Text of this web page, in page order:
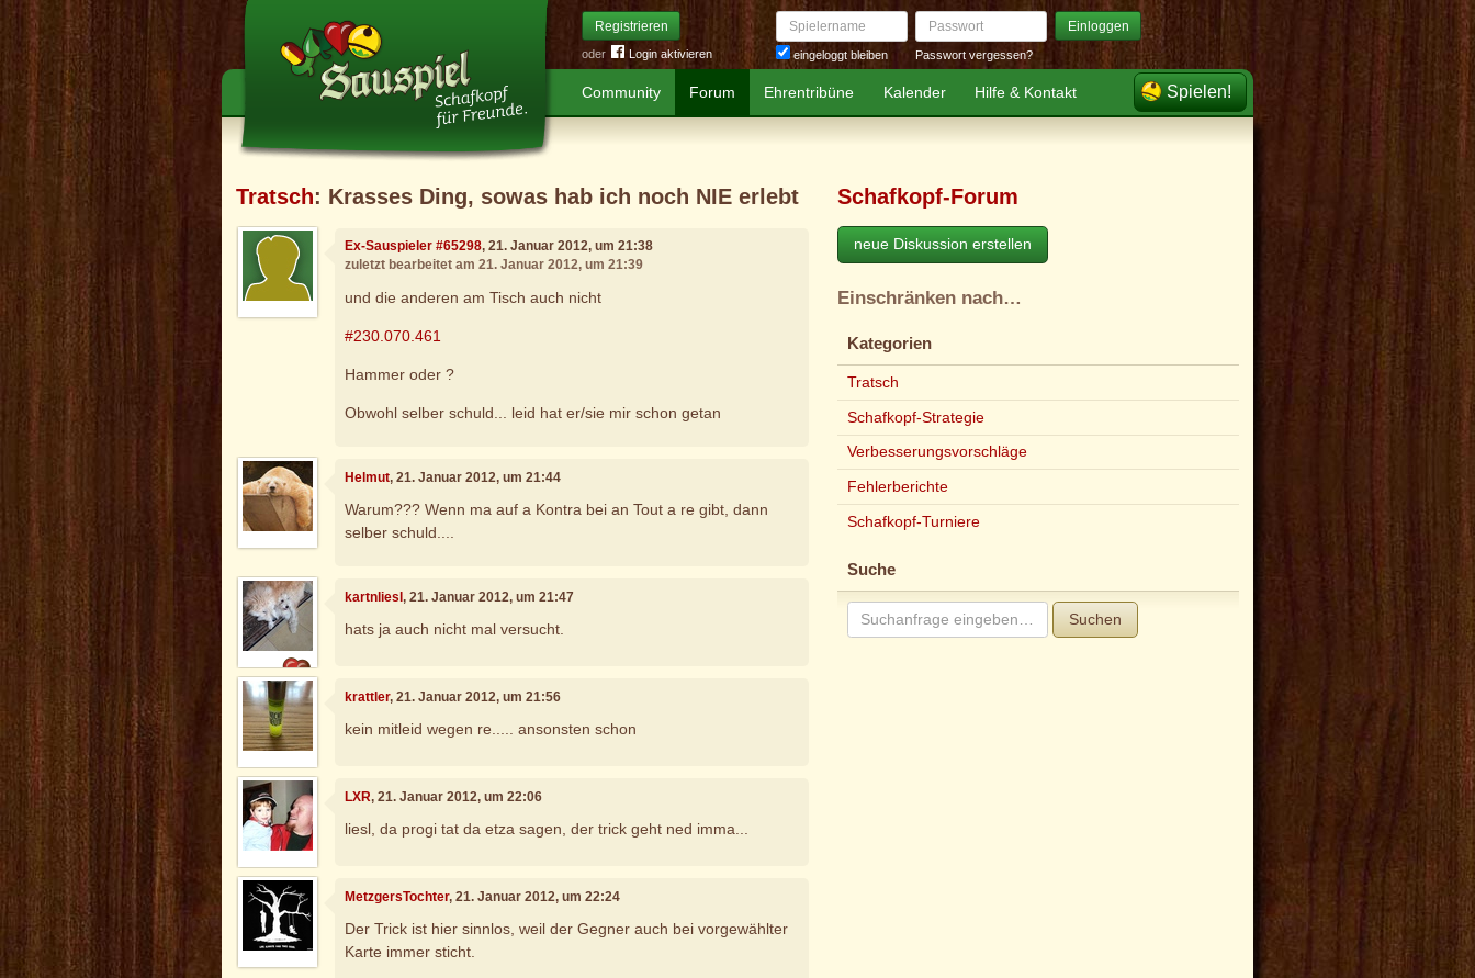
Registrieren
oder Login aktivieren
Spielername
eingeloggt bleiben
Passwort Einloggen
Passwort vergessen?
Community Forum Ehrentribüne Kalender Hilfe & Kontakt Spielen!
Tratsch: Krasses Ding, sowas hab ich noch NIE erlebt
Ex-Sauspieler #65298, 21. Januar 2012, um 21:38
zuletzt bearbeitet am 21. Januar 2012, um 21:39
und die anderen am Tisch auch nicht
#230.070.461
Hammer oder ?
Obwohl selber schuld... leid hat er/sie mir schon getan
Helmut, 21. Januar 2012, um 21:44
Warum??? Wenn ma auf a Kontra bei an Tout a re gibt, dann
selber schuld....
kartnliesl, 21. Januar 2012, um 21:47
hats ja auch nicht mal versucht.
krattler, 21. Januar 2012, um 21:56
kein mitleid wegen re..... ansonsten schon
LXR, 21. Januar 2012, um 22:06
liesl, da progi tat da etza sagen, der trick geht ned imma...
MetzgersTochter, 21. Januar 2012, um 22:24
Der Trick ist hier sinnlos, weil der Gegner auch bei vorgewählter
Karte immer sticht.
Schafkopf-Forum
neue Diskussion erstellen
Einschränken nach…
Kategorien
Tratsch
Schafkopf-Strategie
Verbesserungsvorschläge
Fehlerberichte
Schafkopf-Turniere
Suche
Suchen